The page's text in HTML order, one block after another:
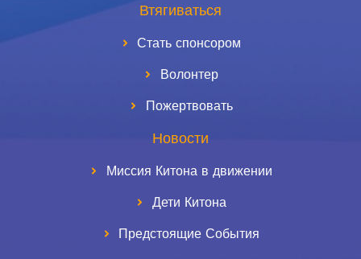
Втягиваться
Стать спонсором
Волонтер
Пожертвовать
Новости
Миссия Китона в движении
Дети Китона
Предстоящие События